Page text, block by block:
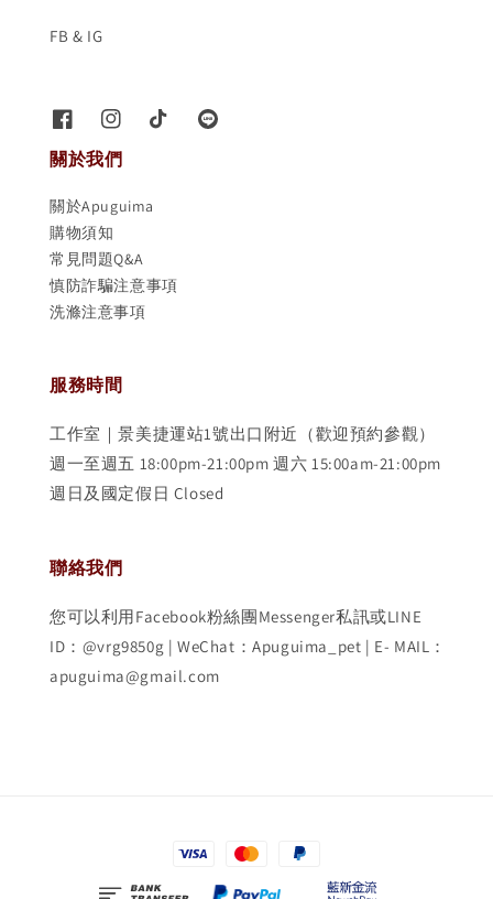
FB & IG
關於我們
關於Apuguima
購物須知
常見問題Q&A
慎防詐騙注意事項
洗滌注意事項
服務時間
工作室｜景美捷運站1號出口附近（歡迎預約參觀）
週一至週五 18:00pm-21:00pm 週六 15:00am-21:00pm
週日及國定假日 Closed
聯絡我們
您可以利用Facebook粉絲團Messenger私訊或LINE
ID：@vrg9850g | WeChat：Apuguima_pet | E- MAIL：
apuguima@gmail.com